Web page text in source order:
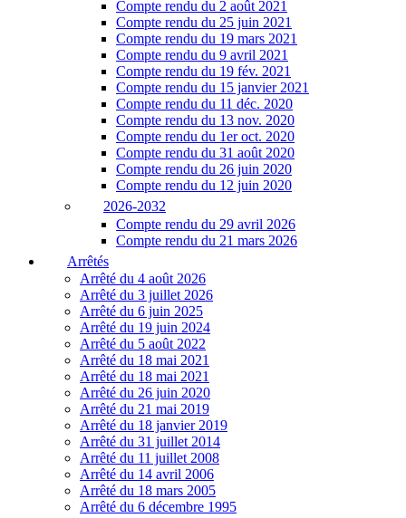
Compte rendu du 2 août 2021
Compte rendu du 25 juin 2021
Compte rendu du 19 mars 2021
Compte rendu du 9 avril 2021
Compte rendu du 19 fév. 2021
Compte rendu du 15 janvier 2021
Compte rendu du 11 déc. 2020
Compte rendu du 13 nov. 2020
Compte rendu du 1er oct. 2020
Compte rendu du 31 août 2020
Compte rendu du 26 juin 2020
Compte rendu du 12 juin 2020
2026-2032
Compte rendu du 29 avril 2026
Compte rendu du 21 mars 2026
Arrêtés
Arrêté du 4 août 2026
Arrêté du 3 juillet 2026
Arrêté du 6 juin 2025
Arrêté du 19 juin 2024
Arrêté du 5 août 2022
Arrêté du 18 mai 2021
Arrêté du 18 mai 2021
Arrêté du 26 juin 2020
Arrêté du 21 mai 2019
Arrêté du 18 janvier 2019
Arrêté du 31 juillet 2014
Arrêté du 11 juillet 2008
Arrêté du 14 avril 2006
Arrêté du 18 mars 2005
Arrêté du 6 décembre 1995